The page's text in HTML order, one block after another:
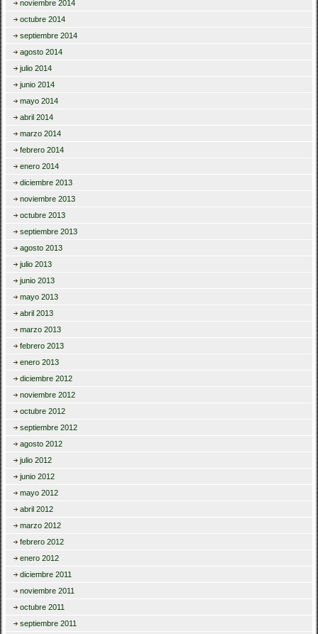
noviembre 2014
octubre 2014
septiembre 2014
agosto 2014
julio 2014
junio 2014
mayo 2014
abril 2014
marzo 2014
febrero 2014
enero 2014
diciembre 2013
noviembre 2013
octubre 2013
septiembre 2013
agosto 2013
julio 2013
junio 2013
mayo 2013
abril 2013
marzo 2013
febrero 2013
enero 2013
diciembre 2012
noviembre 2012
octubre 2012
septiembre 2012
agosto 2012
julio 2012
junio 2012
mayo 2012
abril 2012
marzo 2012
febrero 2012
enero 2012
diciembre 2011
noviembre 2011
octubre 2011
septiembre 2011